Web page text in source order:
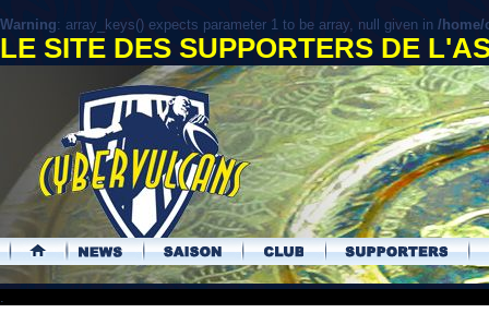
Warning: array_keys() expects parameter 1 to be array, null given in /home/
LE SITE DES SUPPORTERS DE
.